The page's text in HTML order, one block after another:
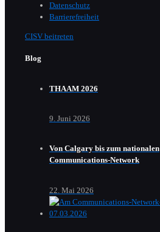
Datenschutz
Barrierefreiheit
CISV beitreten
Blog
THAAM 2026
9. Juni 2026
Von Calgary bis zum nationalen
Communications-Network
22. Mai 2026